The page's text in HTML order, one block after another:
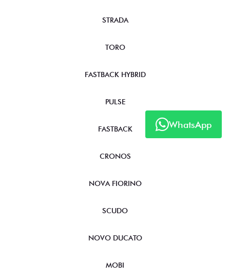
WhatsApp
STRADA
TORO
FASTBACK HYBRID
PULSE
FASTBACK
CRONOS
NOVA FIORINO
SCUDO
NOVO DUCATO
MOBI